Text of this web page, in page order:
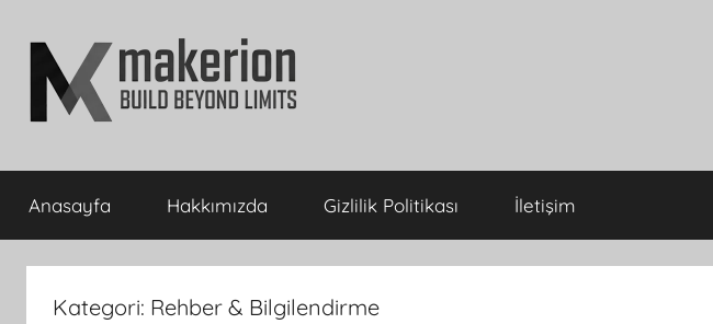
atla
makerion
Blog
Beyond
Limits
Anasayfa Hakkımızda Gizlilik Politikası İletişim
Kategori: Rehber & Bilgilendirme